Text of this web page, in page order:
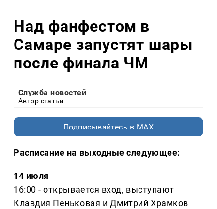
Над фанфестом в
Самаре запустят шары
после финала ЧМ
Служба новостей
Автор статьи
Подписывайтесь в MAX
Расписание на выходные следующее:
14 июля
16:00 - открывается вход, выступают
Клавдия Пеньковая и Дмитрий Храмков